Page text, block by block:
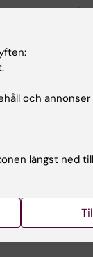
och
en generell
KB)
och
längst ned